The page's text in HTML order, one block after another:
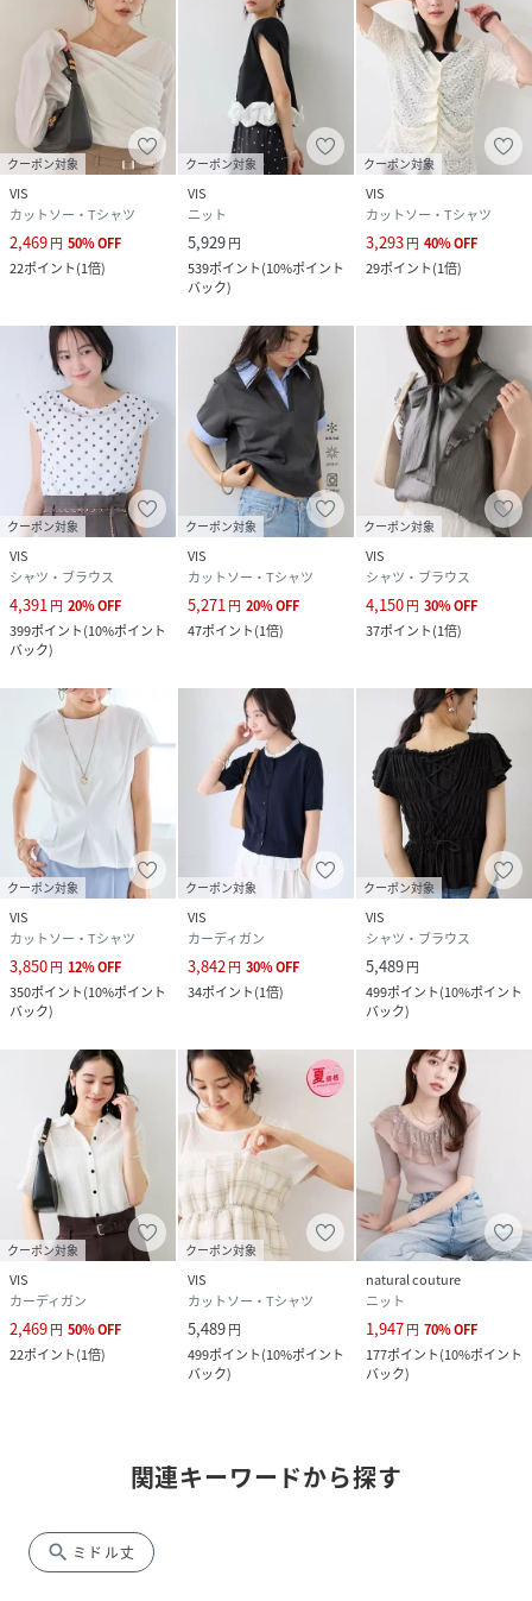
クーポン対象
VIS
カットソー・Tシャツ
2,469円 50%OFF
22ポイント(1倍)
クーポン対象
VIS
ニット
5,929円
539ポイント(10%ポイント
バック)
クーポン対象
VIS
カットソー・Tシャツ
3,293円 40%OFF
29ポイント(1倍)
クーポン対象
VIS
シャツ・ブラウス
4,391 円 20%OFF
399ポイント(10%ポイント
バック)
クーポン対象
VIS
カットソー・Tシャツ
5,271 円 20%OFF
47ポイント(1倍)
クーポン対象
VIS
シャツ・ブラウス
4,150円 30%OFF
37ポイント(1倍)
クーポン対象
VIS
カットソー・Tシャツ
3,850円 12%OFF
350ポイント(10%ポイント
バック)
クーポン対象
VIS
カーディガン
3,842円 30%OFF
34ポイント(1倍)
クーポン対象
VIS
シャツ・ブラウス
5,489円
499ポイント(10%ポイント
バック)
クーポン対象
VIS
カーディガン
2,469円 50%OFF
22ポイント(1倍)
クーポン対象
VIS
カットソー・Tシャツ
5,489円
499ポイント(10%ポイント
バック)
natural couture
ニット
1,947円 70%OFF
177ポイント(10%ポイント
バック)
関連キーワードから探す
search ミドル丈